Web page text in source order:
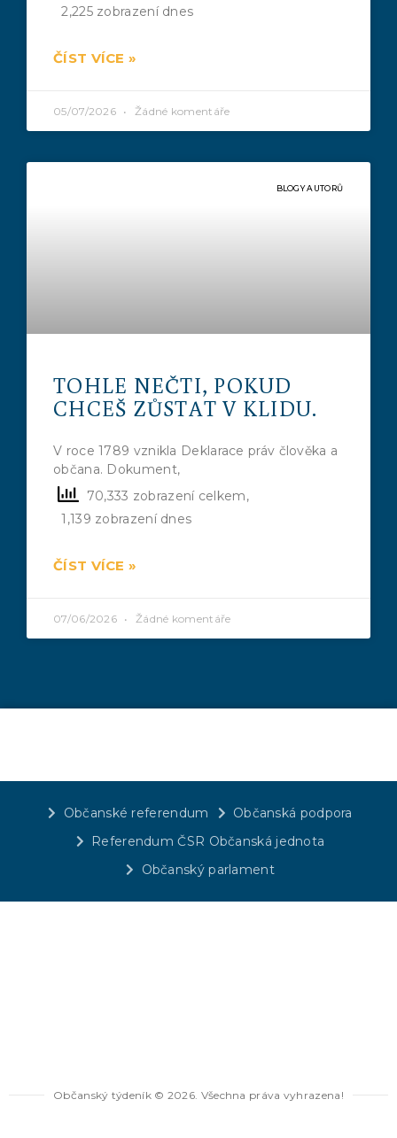
2,225 zobrazení dnes
ČÍST VÍCE »
05/07/2026 Žádné komentáře
BLOGY AUTORŮ
TOHLE NEČTI, POKUD
CHCEŠ ZŮSTAT V KLIDU.
V roce 1789 vznikla Deklarace práv člověka a
občana. Dokument,
70,333 zobrazení celkem,
1,139 zobrazení dnes
ČÍST VÍCE »
07/06/2026 Žádné komentáře
Občanské referendum
Občanská podpora
Referendum ČSR Občanská jednota
Občanský parlament
Občanský týdeník © 2026. Všechna práva vyhrazena!